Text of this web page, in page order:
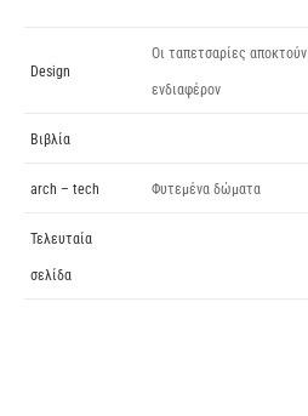
Design
Οι ταπετσαρίες αποκτούν
ενδιαφέρον
Βιβλία
arch – tech Φυτεμένα δώματα
Τελευταία
σελίδα